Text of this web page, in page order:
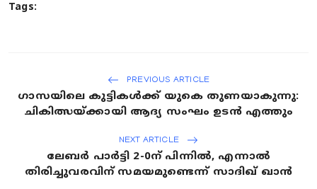
Tags:
PREVIOUS ARTICLE
ഗാസയിലെ കുട്ടികൾക്ക് യുകെ തുണയാകുന്നു:
ചികിത്സയ്ക്കായി ആദ്യ സംഘം ഉടൻ എത്തും
NEXT ARTICLE
ലേബർ പാർട്ടി 2-0ന് പിന്നിൽ, എന്നാൽ
തിരിച്ചുവരവിന് സമയമുണ്ടെന്ന് സാദിഖ് ഖാൻ